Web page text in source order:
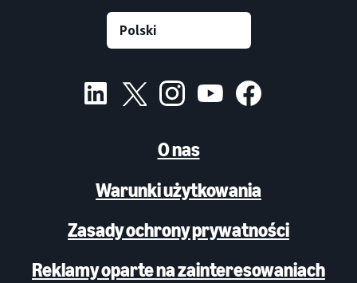
O nas
Warunki użytkowania
Zasady ochrony prywatności
Reklamy oparte na zainteresowaniach